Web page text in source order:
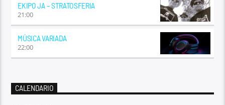
EKIPO JA – STRATOSFERIA
21:00
MÚSICA VARIADA
22:00
CALENDARIO